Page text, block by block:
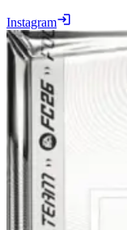
Instagram